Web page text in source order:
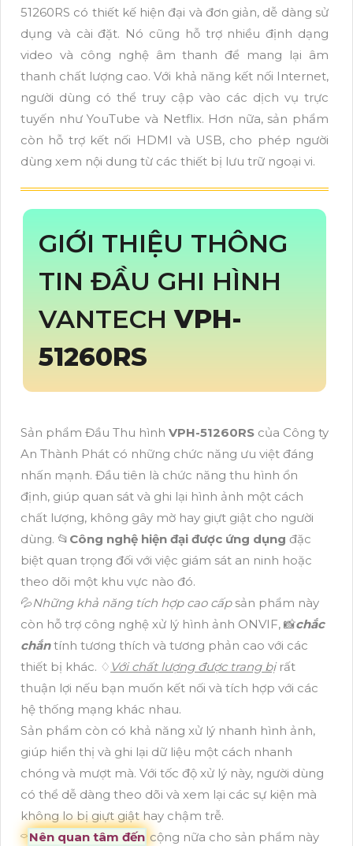
51260RS có thiết kế hiện đại và đơn giản, dễ dàng sử
dụng và cài đặt. Nó cũng hỗ trợ nhiều định dạng
video và công nghệ âm thanh để mang lại âm
thanh chất lượng cao. Với khả năng kết nối Internet,
người dùng có thể truy cập vào các dịch vụ trực
tuyến như YouTube và Netflix. Hơn nữa, sản phẩm
còn hỗ trợ kết nối HDMI và USB, cho phép người
dùng xem nội dung từ các thiết bị lưu trữ ngoại vi.
GIỚI THIỆU THÔNG
TIN ĐẦU GHI HÌNH
VANTECHVPH-
51260RS
Sản phẩm Đầu Thu hình VPH-51260RS của Công ty
An Thành Phát có những chức năng ưu việt đáng
nhấn mạnh. Đầu tiên là chức năng thu hình ổn
định, giúp quan sát và ghi lại hình ảnh một cách
chất lượng, không gây mờ hay giựt giật cho người
dùng. 📂 Công nghệ hiện đại được ứng dụng đặc
biệt quan trọng đối với việc giám sát an ninh hoặc
theo dõi một khu vực nào đó.
💦Những khả năng tích hợp cao cấp sản phẩm này
còn hỗ trợ công nghệ xử lý hình ảnh ONVIF, 📸chắc
chắntính tương thích và tương phản cao với các
thiết bị khác. ♢ Với chất lượng được trang bịrất
thuận lợi nếu bạn muốn kết nối và tích hợp với các
hệ thống mạng khác nhau.
Sản phẩm còn có khả năng xử lý nhanh hình ảnh,
giúp hiển thị và ghi lại dữ liệu một cách nhanh
chóng và mượt mà. Với tốc độ xử lý này, người dùng
có thể dễ dàng theo dõi và xem lại các sự kiện mà
không lo bị giựt giật hay chậm trễ.
⌔Nên quan tâm đến cộng nữa cho sản phẩm này